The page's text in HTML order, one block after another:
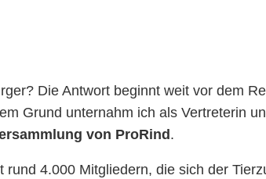
Die Antwort beginnt weit vor dem
Grund unternahm ich als Vertreterin
von ProRind.
4.000 Mitgliedern, die sich der